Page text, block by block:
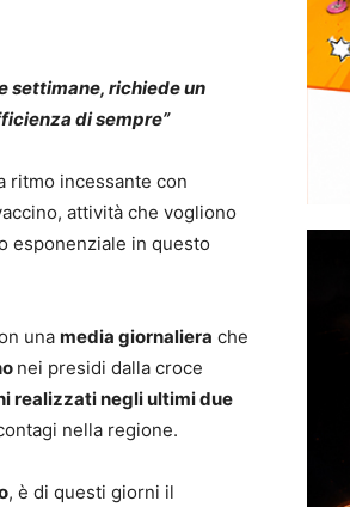
settimane, richiede un
di sempre”
ritmo incessante con
attività che vogliono
esponenziale in questo
una media giornaliera che
nei presidi dalla croce
realizzati negli ultimi due
nella regione.
, è di questi giorni il